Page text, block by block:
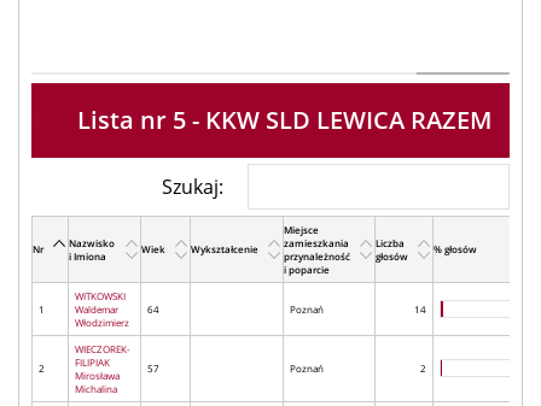
Lista nr 5 - KKW SLD LEWICA RAZEM
Szukaj:
Nr
Nazwisko
i Imiona
Wiek Wykształcenie
Miejsce
zamieszkania
przynależność
i poparcie
Liczba
głosów
% głosów
1
WITKOWSKI
Waldemar
Włodzimierz
64 Poznań 14
2
WIECZOREK-
FILIPIAK
Mirosława
Michalina
57 Poznań 2